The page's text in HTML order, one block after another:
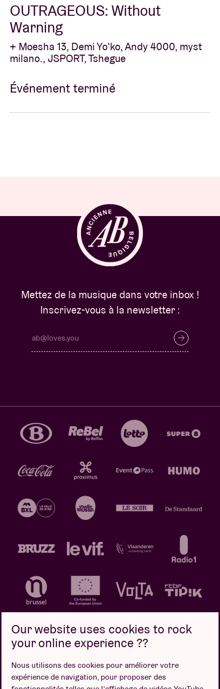
OUTRAGEOUS: Without
Warning
+ Moesha 13, Demi Yo'ko, Andy 4000, myst
milano., JSPORT, Tshegue
Événement terminé
Mettez de la musique dans votre inbox !
Inscrivez-vous à la newsletter :
Politique de confidentialité
Politique de cookies
Conditions de vente
Our website uses cookies to rock
your online experience ??
Nous utilisons des cookies pour améliorer votre
expérience de navigation, pour proposer des